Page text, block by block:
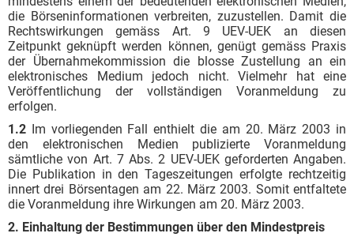
die Börseninformationen verbreiten, zuzustellen. Damit die
Rechtswirkungen gemäss Art. 9 UEV-UEK an diesen
Zeitpunkt geknüpft werden können, genügt gemäss Praxis
der Übernahmekommission die blosse Zustellung an ein
elektronisches Medium jedoch nicht. Vielmehr hat eine
Veröffentlichung der vollständigen Voranmeldung zu
erfolgen.
1.2 Im vorliegenden Fall enthielt die am 20. März 2003 in
den elektronischen Medien publizierte Voranmeldung
sämtliche von Art. 7 Abs. 2 UEV-UEK geforderten Angaben.
Die Publikation in den Tageszeitungen erfolgte rechtzeitig
innert drei Börsentagen am 22. März 2003. Somit entfaltete
die Voranmeldung ihre Wirkungen am 20. März 2003.
2. Einhaltung der Bestimmungen über den Mindestpreis